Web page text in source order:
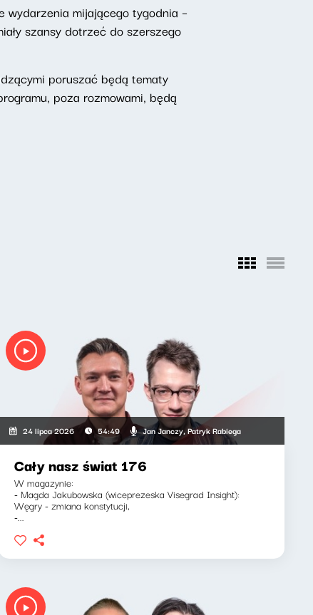
mijającego tygodnia –
szansy dotrzeć do szerszego
poruszać będą tematy
poza rozmowami, będą
24 lipca 2026 54:49 Jan Janczy, Patryk Rabiega
Cały nasz świat 176
W magazynie:
- Magda Jakubowska (wiceprezeska Visegrad Insight):
Węgry - zmiana konstytucji,
-...